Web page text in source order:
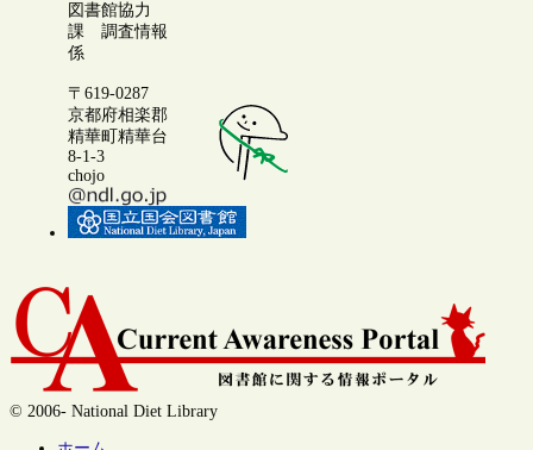
図書館協力
課 調査情報
係
〒619-0287
京都府相楽郡
精華町精華台
8-1-3
chojo
© 2006- National Diet Library